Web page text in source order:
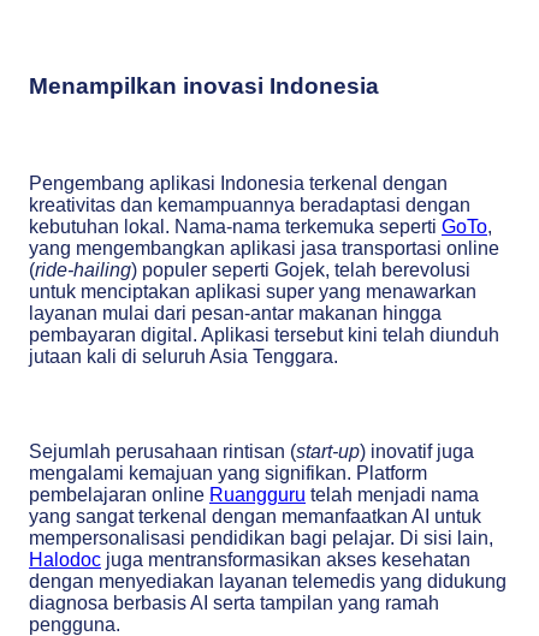
Menampilkan inovasi Indonesia
Pengembang aplikasi Indonesia terkenal dengan
kreativitas dan kemampuannya beradaptasi dengan
kebutuhan lokal. Nama-nama terkemuka seperti GoTo,
yang mengembangkan aplikasi jasa transportasi online
(ride-hailing) populer seperti Gojek, telah berevolusi
untuk menciptakan aplikasi super yang menawarkan
layanan mulai dari pesan-antar makanan hingga
pembayaran digital. Aplikasi tersebut kini telah diunduh
jutaan kali di seluruh Asia Tenggara.
Sejumlah perusahaan rintisan (start-up) inovatif juga
mengalami kemajuan yang signifikan. Platform
pembelajaran online Ruangguru telah menjadi nama
yang sangat terkenal dengan memanfaatkan AI untuk
mempersonalisasi pendidikan bagi pelajar. Di sisi lain,
Halodoc juga mentransformasikan akses kesehatan
dengan menyediakan layanan telemedis yang didukung
diagnosa berbasis AI serta tampilan yang ramah
pengguna.